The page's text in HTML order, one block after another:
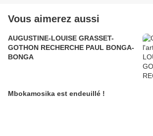
Vous aimerez aussi
AUGUSTINE-LOUISE GRASSET-
GOTHON RECHERCHE PAUL BONGA-
BONGA
Mbokamosika est endeuillé !